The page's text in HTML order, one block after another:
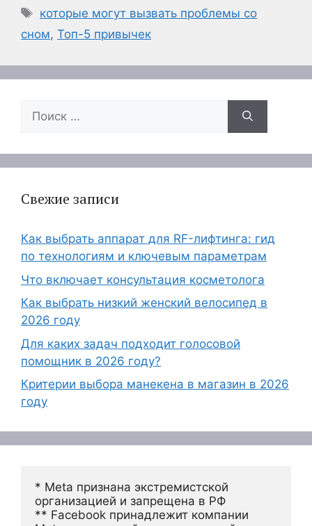
Метки
которые могут вызвать проблемы со
сном, Топ-5 привычек
Поиск:
Свежие записи
Как выбрать аппарат для RF-лифтинга: гид
по технологиям и ключевым параметрам
Что включает консультация косметолога
Как выбрать низкий женский велосипед в
2026 году
Для каких задач подходит голосовой
помощник в 2026 году?
Критерии выбора манекена в магазин в 2026
году
* Meta признана экстремистской
организацией и запрещена в РФ
** Facebook принадлежит компании